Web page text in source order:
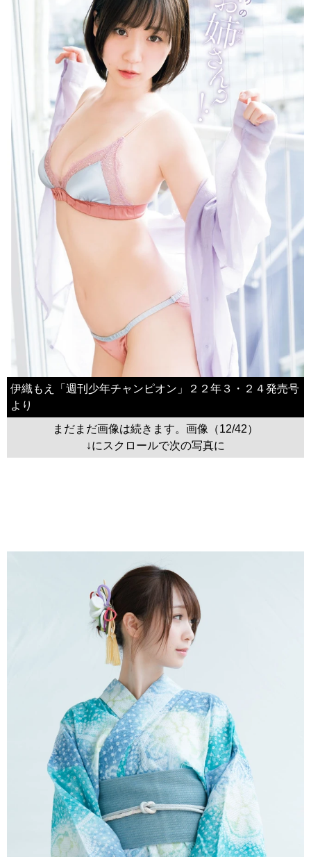
伊織もえ「週刊少年チャンピオン」２２年３・２４発売号
より
まだまだ画像は続きます。画像（12/42）
↓にスクロールで次の写真に